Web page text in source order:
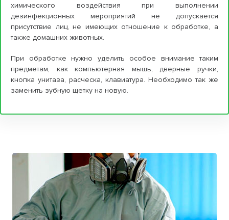
химического воздействия при выполнении
дезинфекционных мероприятий не допускается
присутствие лиц, не имеющих отношение к обработке, а
также домашних животных.
При обработке нужно уделить особое внимание таким
предметам, как компьютерная мышь, дверные ручки,
кнопка унитаза, расческа, клавиатура. Необходимо так же
заменить зубную щетку на новую.